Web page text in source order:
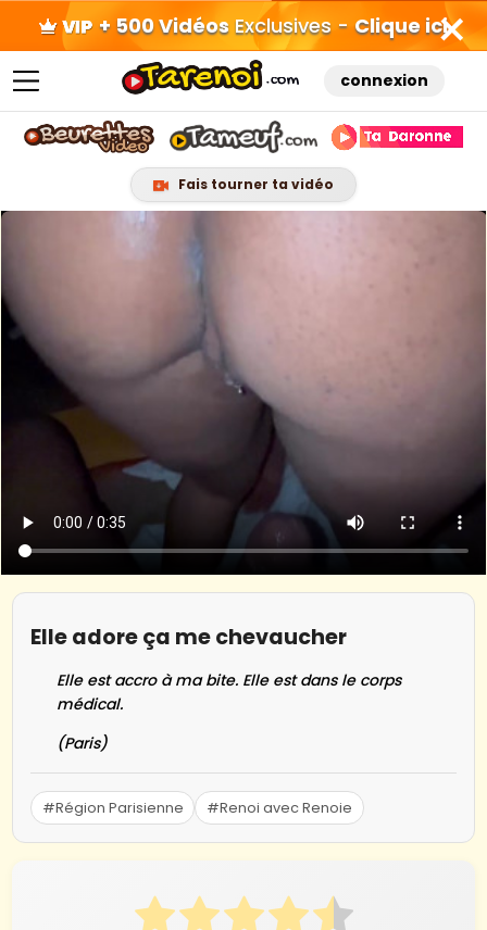
Skip
+ 500 Vidéos Exclusives - Clique ici
connexion
Fais tourner ta vidéo
Elle adore ça me chevaucher
Elle est accro à ma bite. Elle est dans le corps
médical.
(Paris)
#Région Parisienne #Renoi avec Renoie